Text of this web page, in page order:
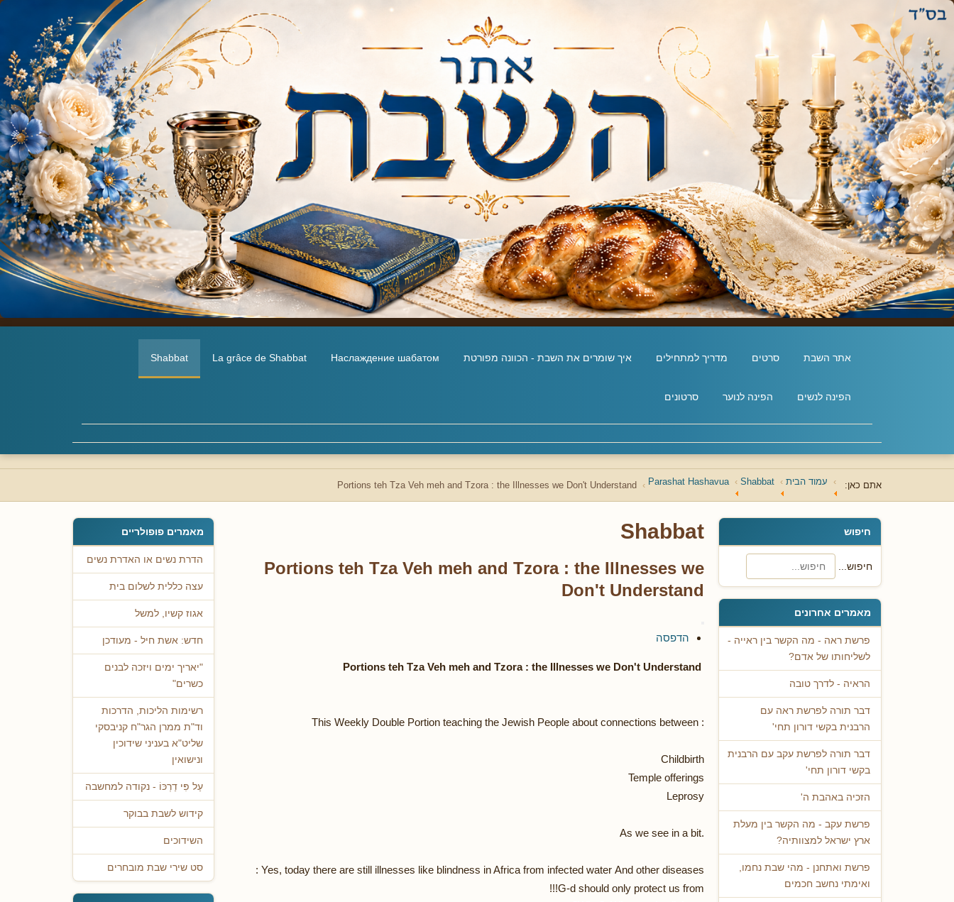
אתר השבת סרטים מדריך למתחילים איך שומרים את השבת - הכוונה מפורטת Наслаждение шабатом
La grâce de Shabbat
Shabbat
הפינה לנשים הפינה לנוער סרטונים
אתם כאן: עמוד הבית Shabbat
Parashat Hashavua
Portions teh Tza Veh meh and Tzora : the Illnesses we Don't Understand
חיפוש
חיפוש...
מאמרים אחרונים
פרשת ראה - מה הקשר בין ראייה -
לשליחותו של אדם?
הראיה - לדרך טובה
דבר תורה לפרשת ראה עם
הרבנית בקשי דורון תחי'
דבר תורה לפרשת עקב עם הרבנית
בקשי דורון תחי'
הזכיה באהבת ה'
פרשת עקב - מה הקשר בין מעלת
ארץ ישראל למצוותיה?
פרשת ואתחנן - מהי שבת נחמו,
ואימתי נחשב חכמים
Shabbat
Portions teh Tza Veh meh and Tzora : the Illnesses we
Don't Understand
הדפסה
This Weekly Double Portion teaching the Jewish People about connections between :
Childbirth
Temple offerings
Leprosy
As we see in a bit.
Yes, today there are still illnesses like blindness in Africa from infected water And other diseases :
G-d should only protect us from!!!
מאמרים פופולריים
הדרת נשים או האדרת נשים
עצה כללית לשלום בית
אגוז קשיו, למשל
חדש: אשת חיל - מעודכן
"יאריך ימים ויזכה לבנים
כשרים"
רשימות הליכות, הדרכות
וד"ת ממרן הגר"ח קניבסקי
שליט"א בעניני שידוכין
ונישואין
עַל פִּי דַרְכּוֹ - נקודה למחשבה
קידוש לשבת בבוקר
השידוכים
סט שירי שבת מובחרים